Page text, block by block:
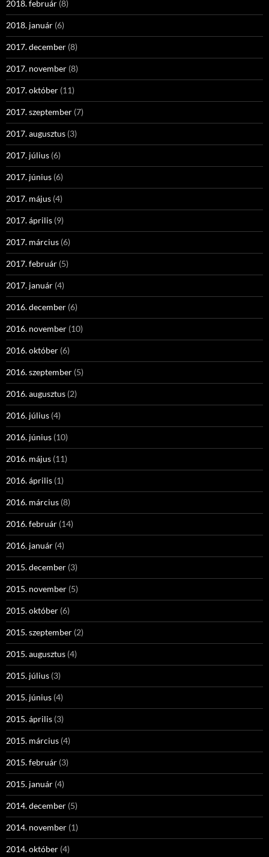
2018. február (8)
2018. január (6)
2017. december (8)
2017. november (8)
2017. október (11)
2017. szeptember (7)
2017. augusztus (3)
2017. július (6)
2017. június (6)
2017. május (4)
2017. április (9)
2017. március (6)
2017. február (5)
2017. január (4)
2016. december (6)
2016. november (10)
2016. október (6)
2016. szeptember (5)
2016. augusztus (2)
2016. július (4)
2016. június (10)
2016. május (11)
2016. április (1)
2016. március (8)
2016. február (14)
2016. január (4)
2015. december (3)
2015. november (5)
2015. október (6)
2015. szeptember (2)
2015. augusztus (4)
2015. július (3)
2015. június (4)
2015. április (3)
2015. március (4)
2015. február (3)
2015. január (4)
2014. december (5)
2014. november (1)
2014. október (4)